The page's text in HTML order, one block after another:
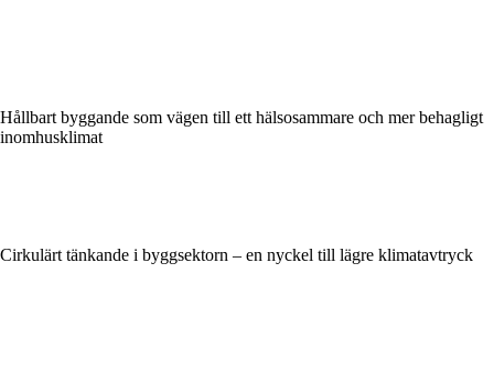
Hållbart byggande som vägen till ett hälsosammare och mer behagligt
inomhusklimat
Cirkulärt tänkande i byggsektorn – en nyckel till lägre klimatavtryck